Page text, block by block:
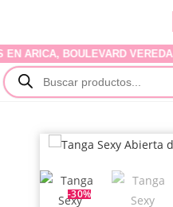
ARICA, BOULEVARD VEREDA
-30%